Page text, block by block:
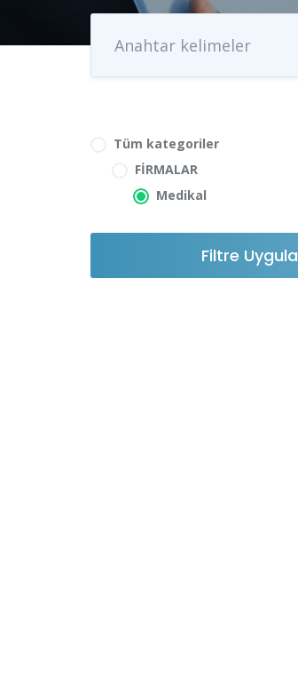
Tüm kategoriler
FİRMALAR
Medikal
Filtre Uygula